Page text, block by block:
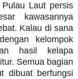
Laut persis
kawasannya
Kalau di sana
kelompok
hasil kelapa
Semua bagian
dibuat berfungsi